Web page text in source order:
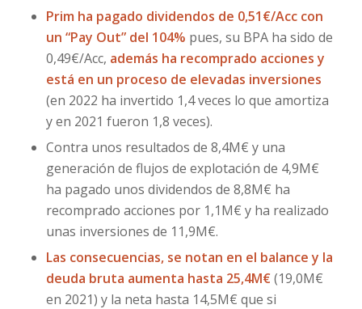
Prim ha pagado dividendos de 0,51€/Acc con
un “Pay Out” del 104% pues, su BPA ha sido de
0,49€/Acc, además ha recomprado acciones y
está en un proceso de elevadas inversiones
(en 2022 ha invertido 1,4 veces lo que amortiza
y en 2021 fueron 1,8 veces).
Contra unos resultados de 8,4M€ y una
generación de flujos de explotación de 4,9M€
ha pagado unos dividendos de 8,8M€ ha
recomprado acciones por 1,1M€ y ha realizado
unas inversiones de 11,9M€.
Las consecuencias, se notan en el balance y la
deuda bruta aumenta hasta 25,4M€(19,0M€
en 2021) y la neta hasta 14,5M€ que si